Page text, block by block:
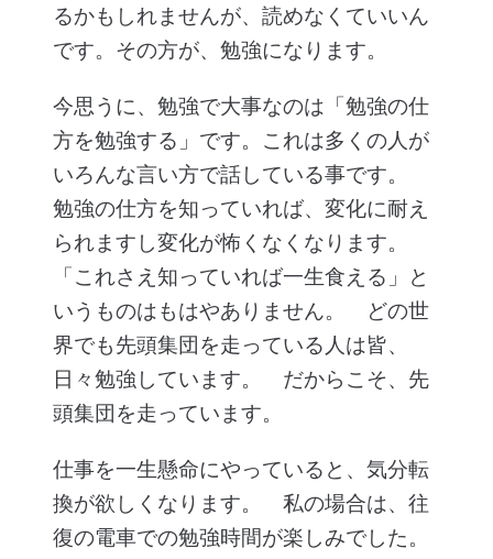
るかもしれませんが、読めなくていいん
です。その方が、勉強になります。
今思うに、勉強で大事なのは「勉強の仕
方を勉強する」です。これは多くの人が
いろんな言い方で話している事です。
勉強の仕方を知っていれば、変化に耐え
られますし変化が怖くなくなります。
「これさえ知っていれば一生食える」と
いうものはもはやありません。 どの世
界でも先頭集団を走っている人は皆、
日々勉強しています。 だからこそ、先
頭集団を走っています。
仕事を一生懸命にやっていると、気分転
換が欲しくなります。 私の場合は、往
復の電車での勉強時間が楽しみでした。